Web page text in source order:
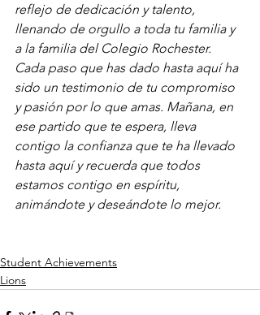
reflejo de dedicación y talento,
llenando de orgullo a toda tu familia y
a la familia del Colegio Rochester.
Cada paso que has dado hasta aquí ha
sido un testimonio de tu compromiso
y pasión por lo que amas. Mañana, en
ese partido que te espera, lleva
contigo la confianza que te ha llevado
hasta aquí y recuerda que todos
estamos contigo en espíritu,
animándote y deseándote lo mejor.
Student Achievements
Lions